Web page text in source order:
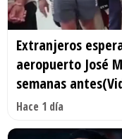
Extranjeros
aeropuerto José
semanas
Hace 1 día